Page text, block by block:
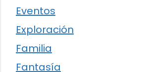
Eventos
Exploración
Familia
Fantasía